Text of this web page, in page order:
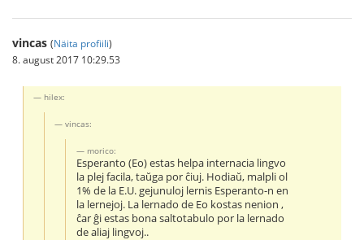
vincas (Näita profiili)
8. august 2017 10:29.53
hilex:
vincas:
morico:
Esperanto (Eo) estas helpa internacia lingvo
la plej facila, taŭga por ĉiuj. Hodiaŭ, malpli ol
1% de la E.U. gejunuloj lernis Esperanto-n en
la lernejoj. La lernado de Eo kostas nenion ,
ĉar ĝi estas bona saltotabulo por la lernado
de aliaj lingvoj..